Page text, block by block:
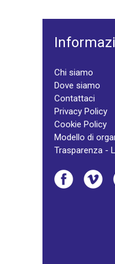
Chi siamo
Dove siamo
Contattaci
Privacy Policy
Cookie Policy
Modello di
Trasparenza -